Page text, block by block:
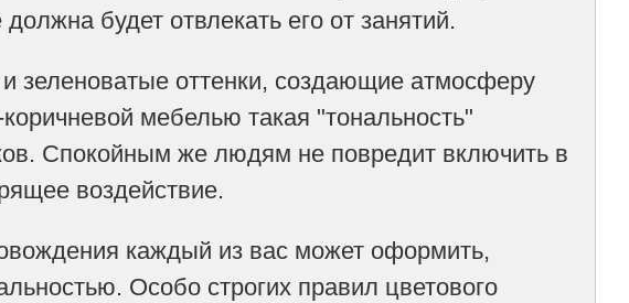
будет отвлекать его от занятий.
зеленоватые оттенки, создающие атмосферу
мебелью такая "тональность"
Спокойным же людям не повредит включить в
воздействие.
каждый из вас может оформить,
Особо строгих правил цветового